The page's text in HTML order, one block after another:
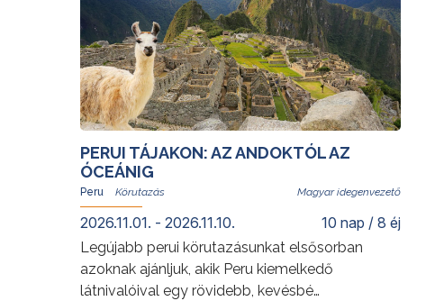
A programok sorrendje az indulási
időpontoktól függően változhat.
PERUI TÁJAKON: AZ ANDOKTÓL AZ
ÓCEÁNIG
Peru Magyar idegenvezető
2026.11.01. - 2026.11.10. 10 nap / 8 éj
Legújabb perui körutazásunkat elsősorban
azoknak ajánljuk, akik Peru kiemelkedő
látnivalóival egy rövidebb, kevésbé